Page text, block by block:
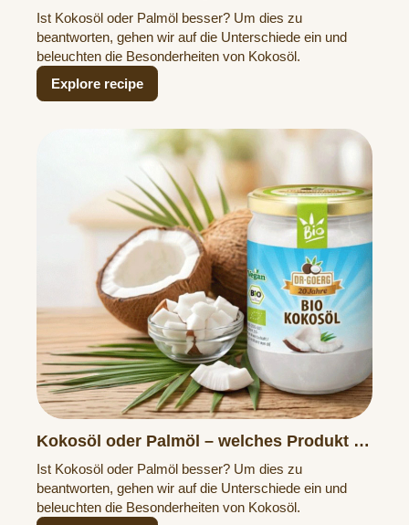
Ist Kokosöl oder Palmöl besser? Um dies zu
beantworten, gehen wir auf die Unterschiede ein und
beleuchten die Besonderheiten von Kokosöl.
Explore recipe
Kokosöl oder Palmöl – welches Produkt ist
Ist Kokosöl oder Palmöl besser? Um dies zu
beantworten, gehen wir auf die Unterschiede ein und
beleuchten die Besonderheiten von Kokosöl.